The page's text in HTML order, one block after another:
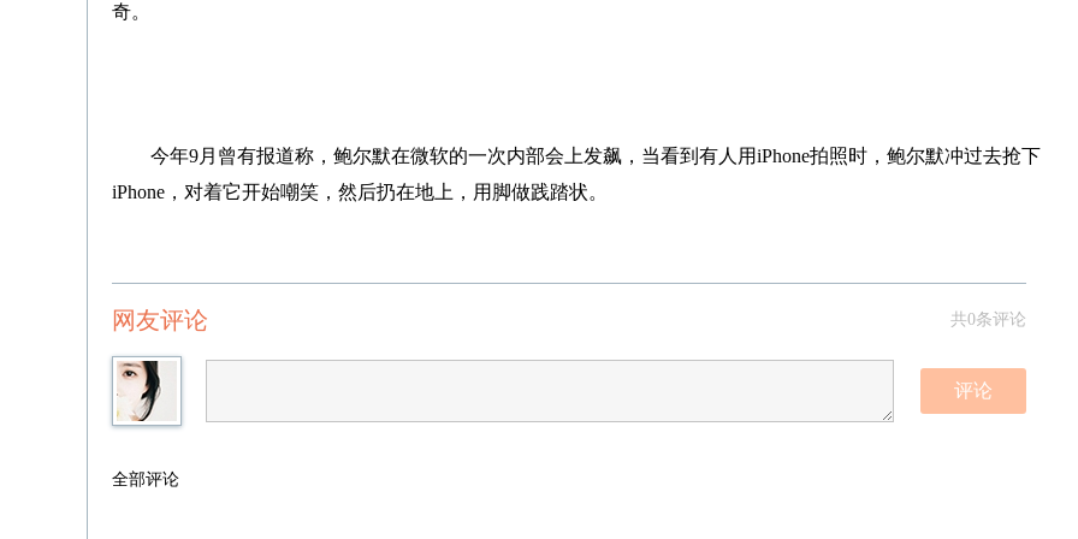
奇。
今年9月曾有报道称，鲍尔默在微软的一次内部会上发飙，当看到有人用iPhone拍照时，鲍尔默冲过去抢下
iPhone，对着它开始嘲笑，然后扔在地上，用脚做践踏状。
共0条评论
网友评论
评论
全部评论